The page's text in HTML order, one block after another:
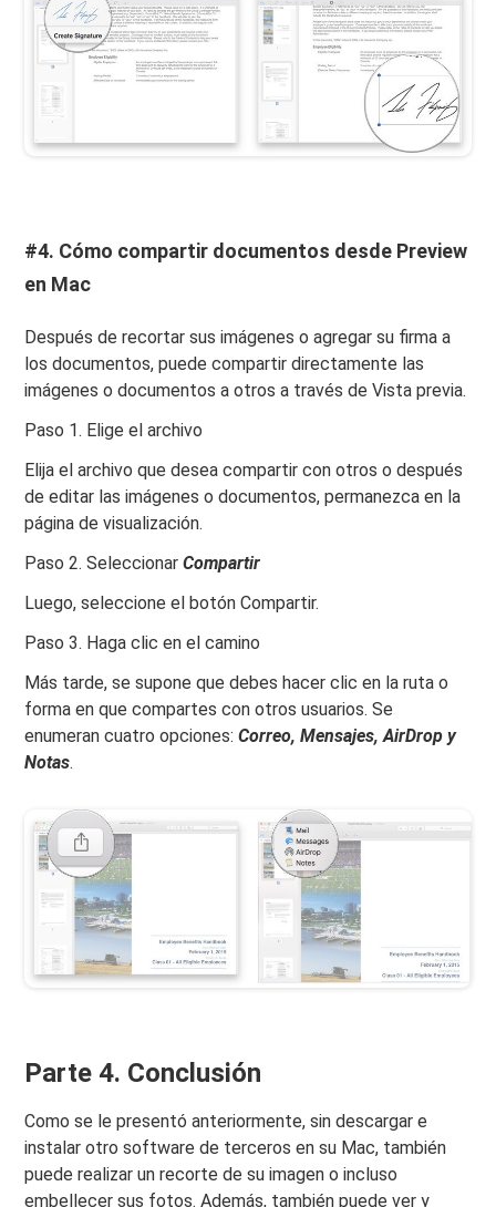
#4. Cómo compartir documentos desde Preview
en Mac
Después de recortar sus imágenes o agregar su firma a
los documentos, puede compartir directamente las
imágenes o documentos a otros a través de Vista previa.
Paso 1. Elige el archivo
Elija el archivo que desea compartir con otros o después
de editar las imágenes o documentos, permanezca en la
página de visualización.
Paso 2. SeleccionarCompartir
Luego, seleccione el botón Compartir.
Paso 3. Haga clic en el camino
Más tarde, se supone que debes hacer clic en la ruta o
forma en que compartes con otros usuarios. Se
enumeran cuatro opciones:Correo, Mensajes, AirDrop y
Notas.
Parte 4. Conclusión
Como se le presentó anteriormente, sin descargar e
instalar otro software de terceros en su Mac, también
puede realizar un recorte de su imagen o incluso
embellecer sus fotos. Además, también puede ver y